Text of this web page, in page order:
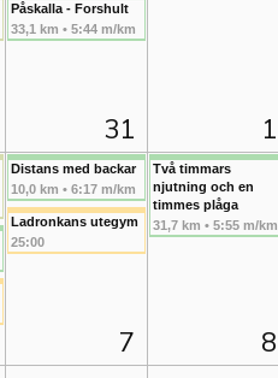
Påskalla - Forshult
33,1 km • 5:44 m/km
31 1
Distans med backar
10,0 km • 6:17 m/km
Ladronkans utegym
25:00
7
Två timmars
njutning och en
timmes plåga
31,7 km • 5:55 m/km
8